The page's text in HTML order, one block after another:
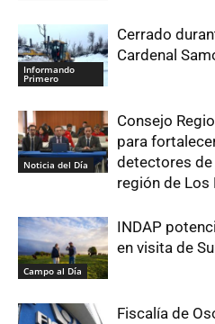
Informando
Primero
Cerrado
Cardenal
Noticia del Día
Consejo
para
detectores de
región de Los
Campo al Día
INDAP
en visita de
Fiscalía de